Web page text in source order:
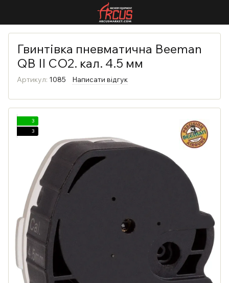
Гвинтівка пневматична Beeman
QB II CO2. кал. 4.5 мм
Артикул: 1085 Написати відгук
3
3